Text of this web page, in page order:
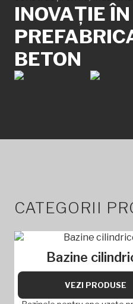
INOVAȚIE ÎN
BETON
CATEGORII
Bazine
VEZI PRODUSE